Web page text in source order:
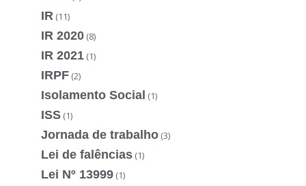
IR (11)
IR 2020 (8)
IR 2021 (1)
IRPF (2)
Isolamento Social (1)
ISS (1)
Jornada de trabalho (3)
Lei de falências (1)
Lei Nº 13999 (1)